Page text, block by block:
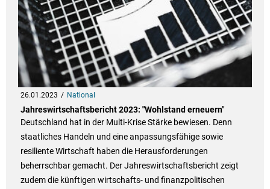
26.01.2023 National
Jahreswirtschaftsbericht 2023: "Wohlstand erneuern"
Deutschland hat in der Multi-Krise Stärke bewiesen. Denn
staatliches Handeln und eine anpassungsfähige sowie
resiliente Wirtschaft haben die Herausforderungen
beherrschbar gemacht. Der Jahreswirtschaftsbericht zeigt
zudem die künftigen wirtschafts- und finanzpolitischen